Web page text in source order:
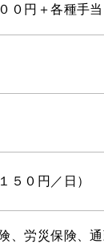
０円＋各種手
５０円／日）
、労災保険、